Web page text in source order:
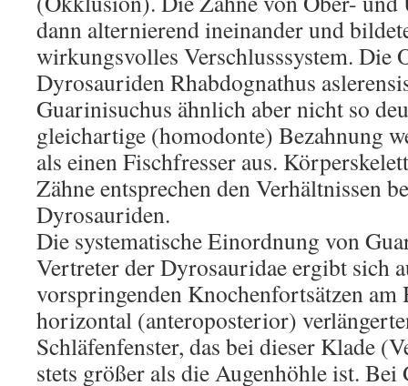
dann alternierend ineinander und
wirkungsvolles Verschlusssystem. Die
Dyrosauriden Rhabdognathus
Guarinisuchus ähnlich aber nicht so
gleichartige (homodonte) Bezahnung
als einen Fischfresser aus.
Zähne entsprechen den Verhältnissen
Dyrosauriden.
Die systematische Einordnung von
Vertreter der Dyrosauridae ergibt sich
vorspringenden Knochenfortsätzen
horizontal (anteroposterior)
Schläfenfenster, das bei dieser Klade
stets größer als die Augenhöhle ist.